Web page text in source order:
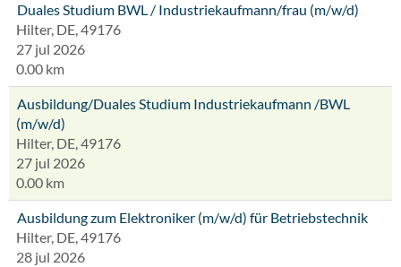
Duales Studium BWL / Industriekaufmann/frau (m/w/d)
Hilter, DE, 49176
27 jul 2026
0.00 km
Ausbildung/Duales Studium Industriekaufmann /BWL
(m/w/d)
Hilter, DE, 49176
27 jul 2026
0.00 km
Ausbildung zum Elektroniker (m/w/d) für Betriebstechnik
Hilter, DE, 49176
28 jul 2026